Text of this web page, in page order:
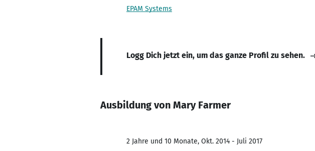
EPAM Systems
Logg Dich jetzt ein, um das ganze Profil zu sehen.
Ausbildung von Mary Farmer
2 Jahre und 10 Monate, Okt. 2014 - Juli 2017